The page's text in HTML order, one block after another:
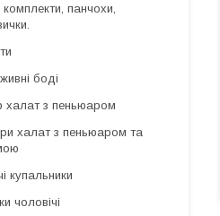
комплекти, панчохи,
боді
халат з пеньюаром
халат з пеньюаром та
купальники
чоловічі